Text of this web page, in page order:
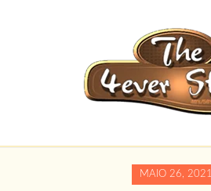
MAIO 26, 2021